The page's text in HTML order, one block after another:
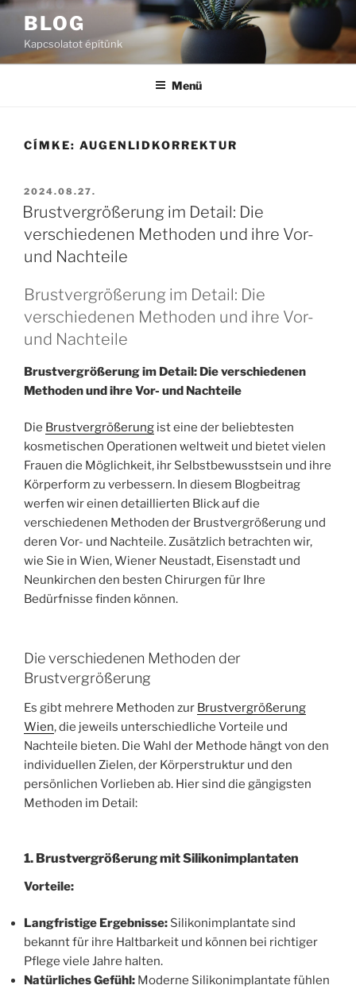
Tartalomhoz
BLOG
Kapcsolatot építünk
Menü
CÍMKE: AUGENLIDKORREKTUR
BEKÜLDVE:
2024.08.27.
Brustvergrößerung im Detail: Die
verschiedenen Methoden und ihre Vor-
und Nachteile
Brustvergrößerung im Detail: Die
verschiedenen Methoden und ihre Vor-
und Nachteile
Brustvergrößerung im Detail: Die verschiedenen
Methoden und ihre Vor- und Nachteile
Die Brustvergrößerung ist eine der beliebtesten
kosmetischen Operationen weltweit und bietet vielen
Frauen die Möglichkeit, ihr Selbstbewusstsein und ihre
Körperform zu verbessern. In diesem Blogbeitrag
werfen wir einen detaillierten Blick auf die
verschiedenen Methoden der Brustvergrößerung und
deren Vor- und Nachteile. Zusätzlich betrachten wir,
wie Sie in Wien, Wiener Neustadt, Eisenstadt und
Neunkirchen den besten Chirurgen für Ihre
Bedürfnisse finden können.
Die verschiedenen Methoden der
Brustvergrößerung
Es gibt mehrere Methoden zur Brustvergrößerung
Wien, die jeweils unterschiedliche Vorteile und
Nachteile bieten. Die Wahl der Methode hängt von den
individuellen Zielen, der Körperstruktur und den
persönlichen Vorlieben ab. Hier sind die gängigsten
Methoden im Detail:
1. Brustvergrößerung mit Silikonimplantaten
Vorteile:
Langfristige Ergebnisse: Silikonimplantate sind
bekannt für ihre Haltbarkeit und können bei richtiger
Pflege viele Jahre halten.
Natürliches Gefühl: Moderne Silikonimplantate fühlen